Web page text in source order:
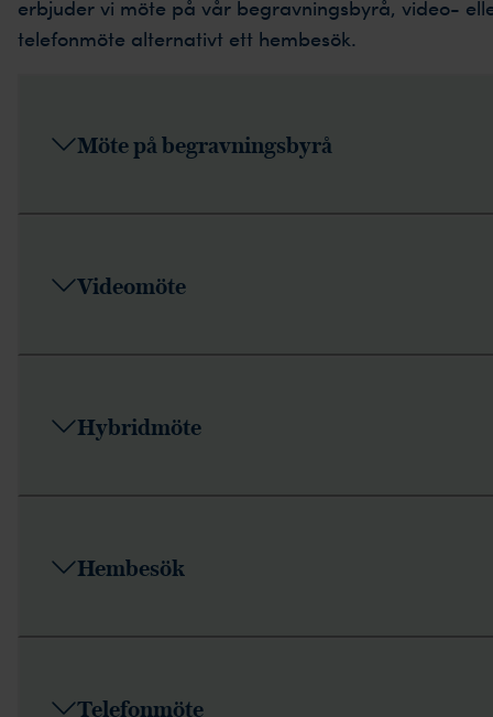
erbjuder vi möte på vår begravningsbyrå, video-
telefonmöte alternativt ett hembesök.
Möte på begravningsbyrå
Videomöte
Hybridmöte
Hembesök
Telefonmöte